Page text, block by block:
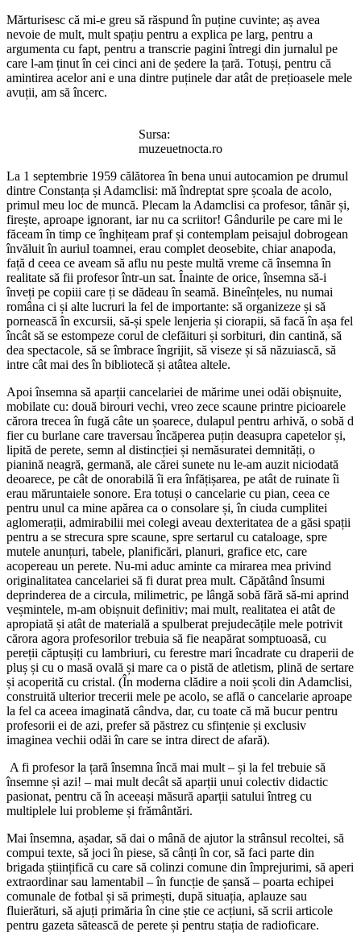
Mărturisesc că mi-e greu să răspund în puține cuvinte; aș avea
nevoie de mult, mult spațiu pentru a explica pe larg, pentru a
argumenta cu fapt, pentru a transcrie pagini întregi din jurnalul pe
care l-am ținut în cei cinci ani de ședere la țară. Totuși, pentru că
amintirea acelor ani e una dintre puținele dar atât de prețioasele mele
avuții, am să încerc.
Sursa:
muzeuetnocta.ro
La 1 septembrie 1959 călătorea în bena unui autocamion pe drumul
dintre Constanța și Adamclisi: mă îndreptat spre școala de acolo,
primul meu loc de muncă. Plecam la Adamclisi ca profesor, tânăr și,
firește, aproape ignorant, iar nu ca scriitor! Gândurile pe care mi le
făceam în timp ce înghițeam praf și contemplam peisajul dobrogean
învăluit în auriul toamnei, erau complet deosebite, chiar anapoda,
față d ceea ce aveam să aflu nu peste multă vreme că însemna în
realitate să fii profesor într-un sat. Înainte de orice, însemna să-i
înveți pe copiii care ți se dădeau în seamă. Bineînțeles, nu numai
româna ci și alte lucruri la fel de importante: să organizeze și să
pornească în excursii, să-și spele lenjeria și ciorapii, să facă în așa fel
încât să se estompeze corul de clefăituri și sorbituri, din cantină, să
dea spectacole, să se îmbrace îngrijit, să viseze și să năzuiască, să
intre cât mai des în bibliotecă și atâtea altele.
Apoi însemna să aparții cancelariei de mărime unei odăi obișnuite,
mobilate cu: două birouri vechi, vreo zece scaune printre picioarele
cărora trecea în fugă câte un șoarece, dulapul pentru arhivă, o sobă d
fier cu burlane care traversau încăperea puțin deasupra capetelor și,
lipită de perete, semn al distincției și nemăsuratei demnități, o
pianină neagră, germană, ale cărei sunete nu le-am auzit niciodată
deoarece, pe cât de onorabilă îi era înfățișarea, pe atât de ruinate îi
erau măruntaiele sonore. Era totuși o cancelarie cu pian, ceea ce
pentru unul ca mine apărea ca o consolare și, în ciuda cumplitei
aglomerații, admirabilii mei colegi aveau dexteritatea de a găsi spații
pentru a se strecura spre scaune, spre sertarul cu cataloage, spre
mutele anunțuri, tabele, planificări, planuri, grafice etc, care
acopereau un perete. Nu-mi aduc aminte ca mirarea mea privind
originalitatea cancelariei să fi durat prea mult. Căpătând însumi
deprinderea de a circula, milimetric, pe lângă sobă fără să-mi aprind
veșmintele, m-am obișnuit definitiv; mai mult, realitatea ei atât de
apropiată și atât de materială a spulberat prejudecățile mele potrivit
cărora agora profesorilor trebuia să fie neapărat somptuoasă, cu
pereții căptușiți cu lambriuri, cu ferestre mari încadrate cu draperii de
pluș și cu o masă ovală și mare ca o pistă de atletism, plină de sertare
și acoperită cu cristal. (În moderna clădire a noii școli din Adamclisi,
construită ulterior trecerii mele pe acolo, se află o cancelarie aproape
la fel ca aceea imaginată cândva, dar, cu toate că mă bucur pentru
profesorii ei de azi, prefer să păstrez cu sfințenie și exclusiv
imaginea vechii odăi în care se intra direct de afară).
A fi profesor la țară însemna încă mai mult – și la fel trebuie să
însemne și azi! – mai mult decât să aparții unui colectiv didactic
pasionat, pentru că în aceeași măsură aparții satului întreg cu
multiplele lui probleme și frământări.
Mai însemna, așadar, să dai o mână de ajutor la strânsul recoltei, să
compui texte, să joci în piese, să cânți în cor, să faci parte din
brigada științifică cu care să colinzi comune din împrejurimi, să aperi
extraordinar sau lamentabil – în funcție de șansă – poarta echipei
comunale de fotbal și să primești, după situația, aplauze sau
fluierături, să ajuți primăria în cine știe ce acțiuni, să scrii articole
pentru gazeta sătească de perete și pentru stația de radioficare.